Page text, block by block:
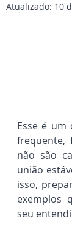
Atualizado: 10
Esse é um
frequente,
não são
união
isso,
exemplos
seu